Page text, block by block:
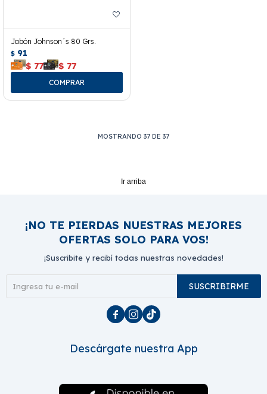
Jabón Johnson´s 80 Grs.
$ 91
$ 77 $ 77
MOSTRANDO 37 DE 37
Ir arriba
¡NO TE PIERDAS NUESTRAS MEJORES
OFERTAS SOLO PARA VOS!
¡Suscribite y recibí todas nuestras novedades!
SUSCRIBIRME
  
Descárgate nuestra App